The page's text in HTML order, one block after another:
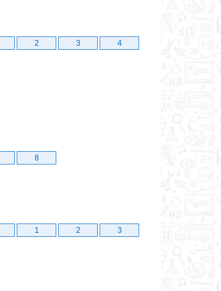
2 3 4
8
1 2 3